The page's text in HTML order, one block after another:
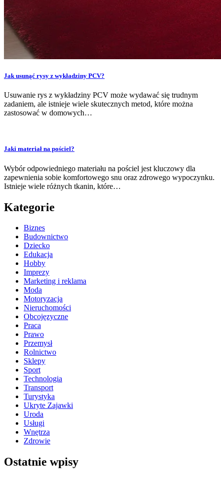
Jak usunąć rysy z wykładziny PCV?
Usuwanie rys z wykładziny PCV może wydawać się trudnym
zadaniem, ale istnieje wiele skutecznych metod, które można
zastosować w domowych…
Jaki materiał na pościel?
Wybór odpowiedniego materiału na pościel jest kluczowy dla
zapewnienia sobie komfortowego snu oraz zdrowego wypoczynku.
Istnieje wiele różnych tkanin, które…
Kategorie
Biznes
Budownictwo
Dziecko
Edukacja
Hobby
Imprezy
Marketing i reklama
Moda
Motoryzacja
Nieruchomości
Obcojęzyczne
Praca
Prawo
Przemysł
Rolnictwo
Sklepy
Sport
Technologia
Transport
Turystyka
Ukryte Zajawki
Uroda
Usługi
Wnętrza
Zdrowie
Ostatnie wpisy